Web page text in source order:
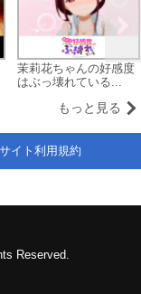
茉莉花ちゃんの好感度
はぶっ壊れている...
もっと見る
Reserved.
サイト利用規約